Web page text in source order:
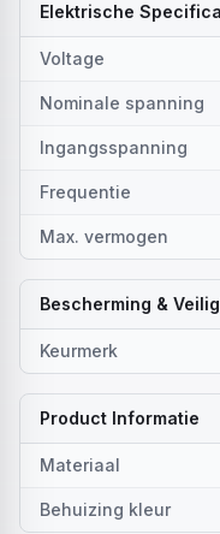
Elektrische
Voltage
Nominale spanning
Ingangsspanning
Frequentie
Max. vermogen
Bescherming &
Keurmerk
Product Informatie
Materiaal
Behuizing kleur